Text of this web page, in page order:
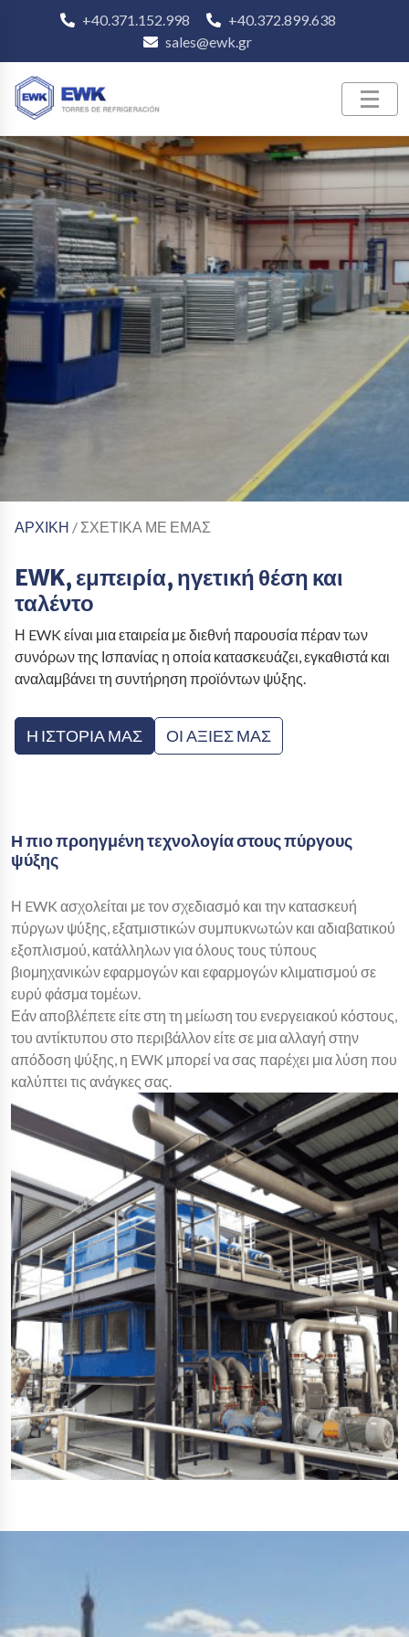
+40.371.152.998
+40.372.899.638
sales@ewk.gr
ΑΡΧΙΚΗ / ΣΧΕΤΙΚΑ ΜΕ ΕΜΑΣ
EWK, εμπειρία, ηγετική θέση και
ταλέντο
Η EWK είναι μια εταιρεία με διεθνή παρουσία πέραν των
συνόρων της Ισπανίας η οποία κατασκευάζει, εγκαθιστά και
αναλαμβάνει τη συντήρηση προϊόντων ψύξης.
Η ΙΣΤΟΡΙΑ ΜΑΣ ΟΙ ΑΞΙΕΣ ΜΑΣ
Η πιο προηγμένη τεχνολογία στους πύργους
ψύξης
Η EWK ασχολείται με τον σχεδιασμό και την κατασκευή
πύργων ψύξης, εξατμιστικών συμπυκνωτών και αδιαβατικού
εξοπλισμού, κατάλληλων για όλους τους τύπους
βιομηχανικών εφαρμογών και εφαρμογών κλιματισμού σε
ευρύ φάσμα τομέων.
Εάν αποβλέπετε είτε στη τη μείωση του ενεργειακού κόστους,
του αντίκτυπου στο περιβάλλον είτε σε μια αλλαγή στην
απόδοση ψύξης, η EWK μπορεί να σας παρέχει μια λύση που
καλύπτει τις ανάγκες σας.